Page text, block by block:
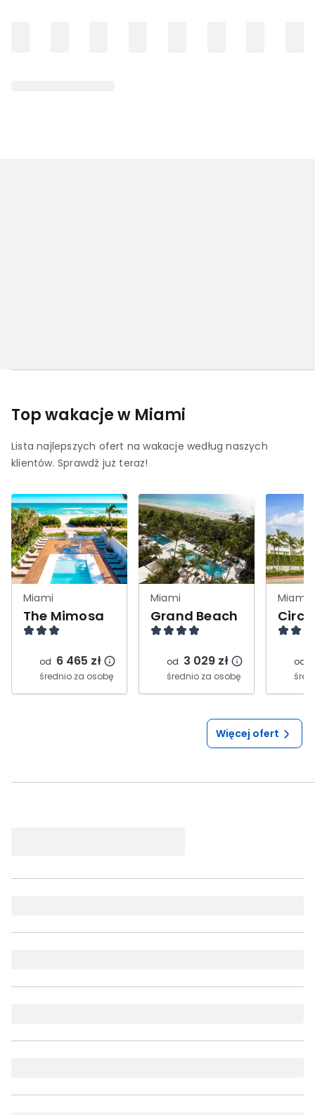
Top wakacje w Miami
Lista najlepszych ofert na wakacje według naszych
klientów. Sprawdź już teraz!
Miami
The Mimosa
od 6 465 zł
średnio za osobę
Miami
Grand Beach
od 3 029 zł
średnio za osobę
Miami
od
Więcej ofert